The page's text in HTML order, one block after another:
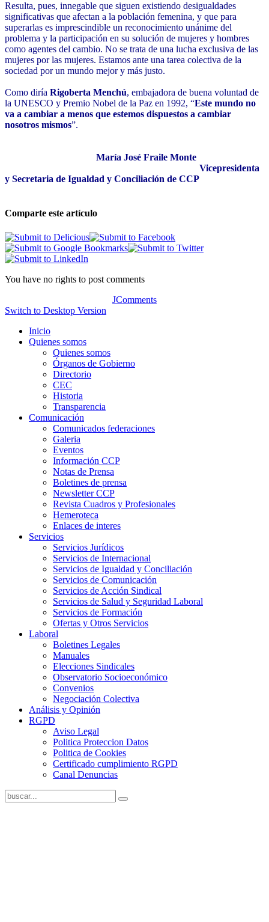
Resulta, pues, innegable que siguen existiendo desigualdades
significativas que afectan a la población femenina, y que para
superarlas es imprescindible un reconocimiento unánime del
problema y la participación en su solución de mujeres y hombres
como agentes del cambio. No se trata de una lucha exclusiva de las
mujeres por las mujeres. Estamos ante una tarea colectiva de la
sociedad por un mundo mejor y más justo.
Como diría Rigoberta Menchú, embajadora de buena voluntad de
la UNESCO y Premio Nobel de la Paz en 1992, “Este mundo no
va a cambiar a menos que estemos dispuestos a cambiar
nosotros mismos”.
María José Fraile Monte
Vicepresidenta
y Secretaria de Igualdad y Conciliación de CCP
Comparte este artículo
You have no rights to post comments
JComments
Switch to Desktop Version
Inicio
Quienes somos
Quienes somos
Órganos de Gobierno
Directorio
CEC
Historia
Transparencia
Comunicación
Comunicados federaciones
Galeria
Eventos
Información CCP
Notas de Prensa
Boletines de prensa
Newsletter CCP
Revista Cuadros y Profesionales
Hemeroteca
Enlaces de interes
Servicios
Servicios Jurídicos
Servicios de Internacional
Servicios de Igualdad y Conciliación
Servicios de Comunicación
Servicios de Acción Sindical
Servicios de Salud y Seguridad Laboral
Servicios de Formación
Ofertas y Otros Servicios
Laboral
Boletines Legales
Manuales
Elecciones Sindicales
Observatorio Socioeconómico
Convenios
Negociación Colectiva
Análisis y Opinión
RGPD
Aviso Legal
Politica Proteccion Datos
Politica de Cookies
Certificado cumplimiento RGPD
Canal Denuncias